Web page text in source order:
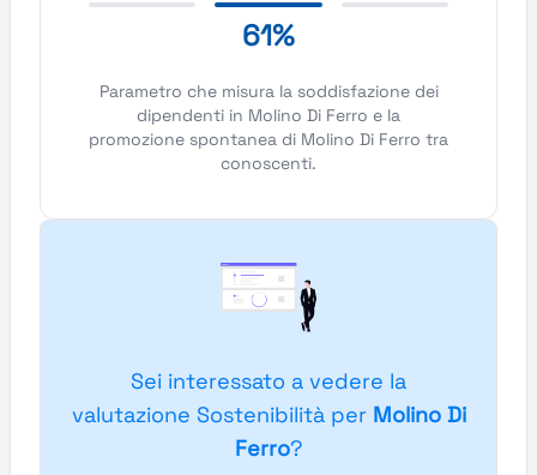
61%
Parametro che misura la soddisfazione dei
dipendenti in Molino Di Ferro e la
promozione spontanea di Molino Di Ferro tra
conoscenti.
Sei interessato a vedere la
valutazione Sostenibilità per Molino Di
Ferro?